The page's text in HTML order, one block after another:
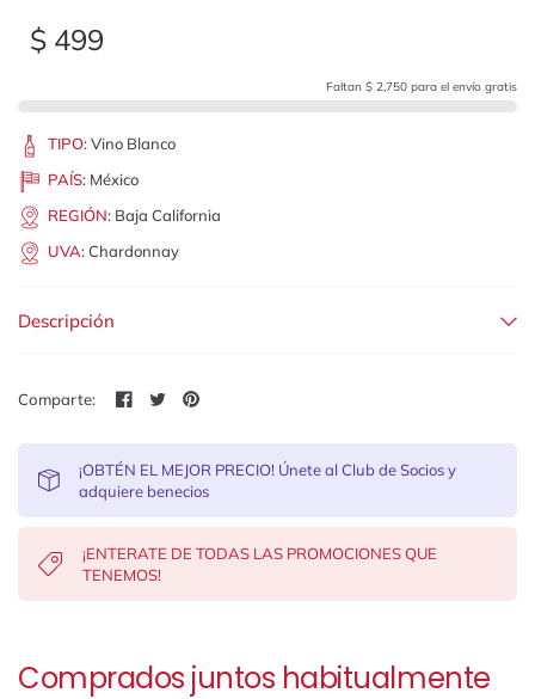
$ 499
Faltan $ 2,750 para el envío gratis
TIPO:Vino Blanco
PAÍS: México
REGIÓN: Baja California
UVA:Chardonnay
Descripción
Comparte:
¡OBTÉN EL MEJOR PRECIO! Únete al Club de Socios y
adquiere benecios
¡ENTERATE DE TODAS LAS PROMOCIONES QUE
TENEMOS!
Comprados juntos habitualmente